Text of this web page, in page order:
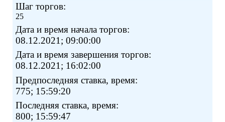
Шаг торгов:
25
Дата и время начала торгов:
08.12.2021; 09:00:00
Дата и время завершения торгов:
08.12.2021; 16:02:00
Предпоследняя ставка, время:
775; 15:59:20
Последняя ставка, время:
800; 15:59:47